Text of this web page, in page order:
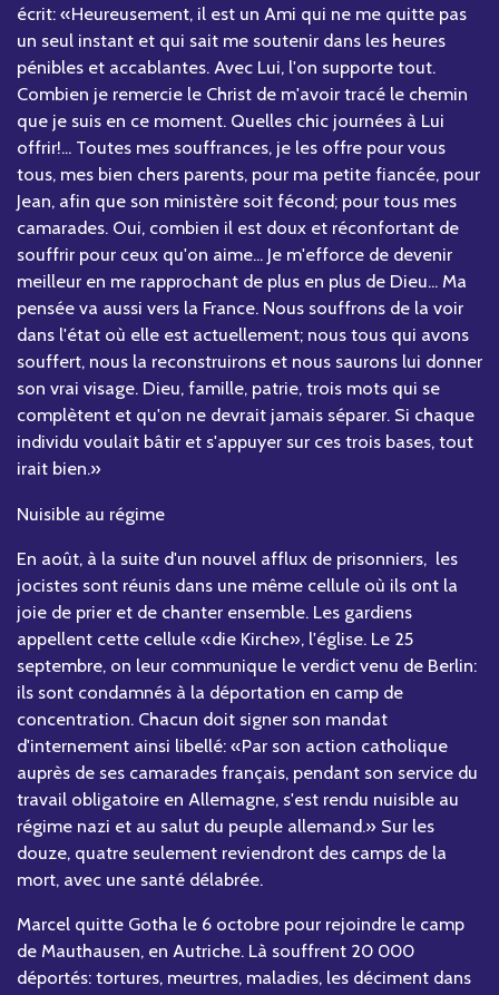
écrit: «Heureusement, il est un Ami qui ne me quitte pas
un seul instant et qui sait me soutenir dans les heures
pénibles et accablantes. Avec Lui, l'on supporte tout.
Combien je remercie le Christ de m'avoir tracé le chemin
que je suis en ce moment. Quelles chic journées à Lui
offrir!... Toutes mes souffrances, je les offre pour vous
tous, mes bien chers parents, pour ma petite fiancée, pour
Jean, afin que son ministère soit fécond; pour tous mes
camarades. Oui, combien il est doux et réconfortant de
souffrir pour ceux qu'on aime... Je m'efforce de devenir
meilleur en me rapprochant de plus en plus de Dieu... Ma
pensée va aussi vers la France. Nous souffrons de la voir
dans l'état où elle est actuellement; nous tous qui avons
souffert, nous la reconstruirons et nous saurons lui donner
son vrai visage. Dieu, famille, patrie, trois mots qui se
complètent et qu'on ne devrait jamais séparer. Si chaque
individu voulait bâtir et s'appuyer sur ces trois bases, tout
irait bien.»
Nuisible au régime
En août, à la suite d'un nouvel afflux de prisonniers, les
jocistes sont réunis dans une même cellule où ils ont la
joie de prier et de chanter ensemble. Les gardiens
appellent cette cellule «die Kirche», l'église. Le 25
septembre, on leur communique le verdict venu de Berlin:
ils sont condamnés à la déportation en camp de
concentration. Chacun doit signer son mandat
d'internement ainsi libellé: «Par son action catholique
auprès de ses camarades français, pendant son service du
travail obligatoire en Allemagne, s'est rendu nuisible au
régime nazi et au salut du peuple allemand.» Sur les
douze, quatre seulement reviendront des camps de la
mort, avec une santé délabrée.
Marcel quitte Gotha le 6 octobre pour rejoindre le camp
de Mauthausen, en Autriche. Là souffrent 20 000
déportés: tortures, meurtres, maladies, les déciment dans